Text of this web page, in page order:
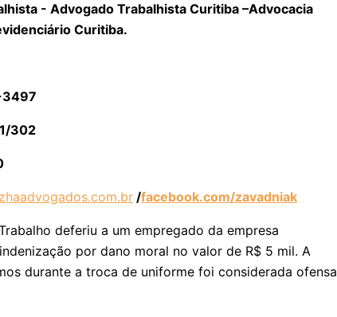
- Advogado Trabalhista Curitiba –Advocacia
Curitiba.
302
/facebook.com/zavadniak
deferiu a um empregado da empresa
por dano moral no valor de R$ 5 mil. A
durante a troca de uniforme foi considerada ofensa